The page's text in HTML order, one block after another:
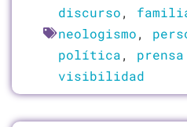
discurso,
neologismo,
política,
visibilidad